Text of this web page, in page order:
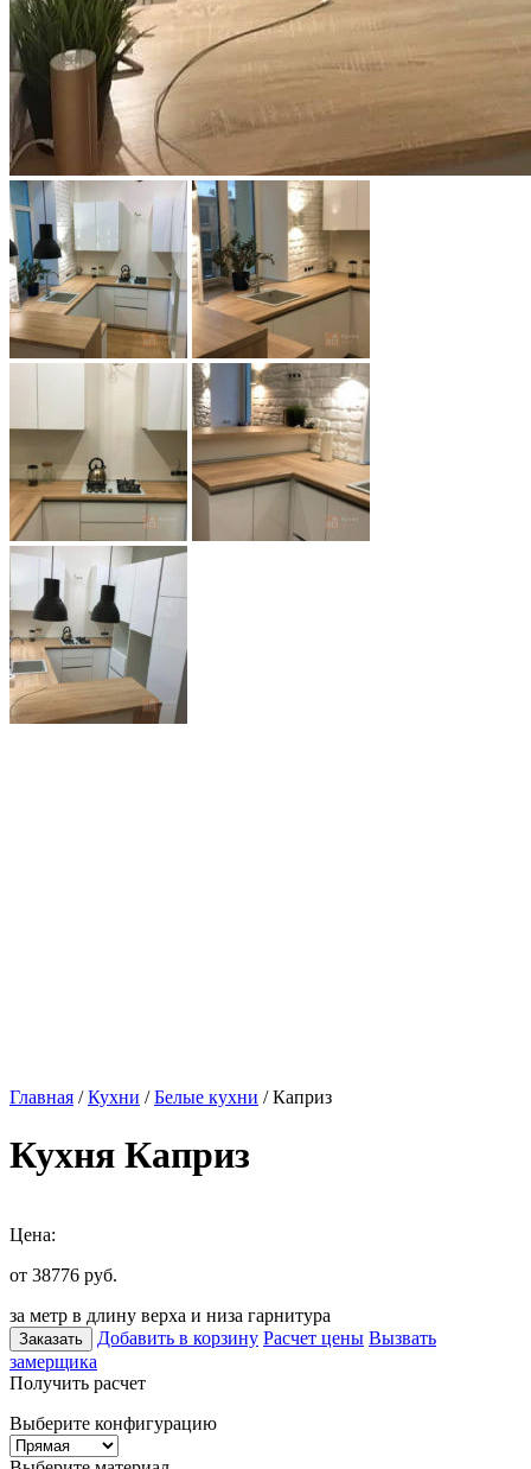
Главная /Кухни /Белые кухни / Каприз
Кухня Каприз
Цена:
от 38776 руб.
за метр в длину верха и низа гарнитура
Заказать Добавить в корзину Расчет цены Вызвать
замерщика
Получить расчет
Выберите конфигурацию